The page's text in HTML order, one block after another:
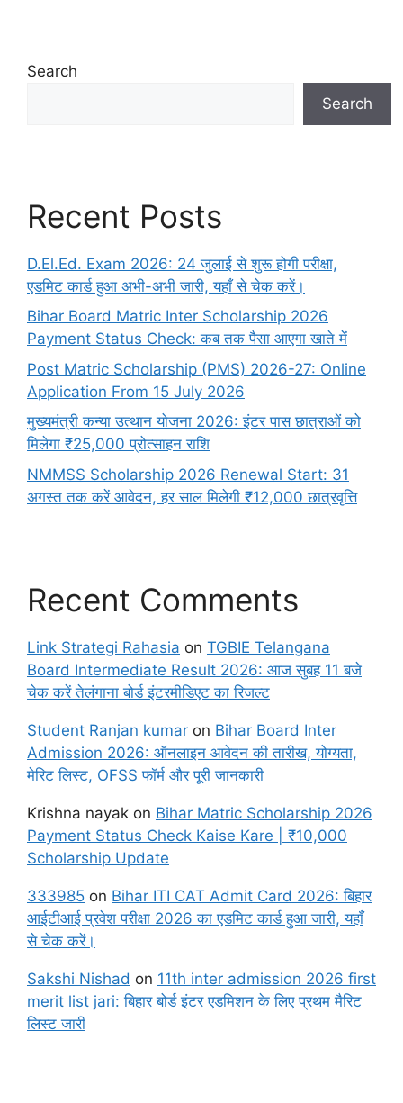
Search
Search
Recent Posts
D.El.Ed. Exam 2026: 24 जुलाई से शुरू होगी परीक्षा,
एडमिट कार्ड हुआ अभी-अभी जारी, यहाँ से चेक करें।
Bihar Board Matric Inter Scholarship 2026
Payment Status Check: कब तक पैसा आएगा खाते में
Post Matric Scholarship (PMS) 2026-27: Online
Application From 15 July 2026
मुख्यमंत्री कन्या उत्थान योजना 2026: इंटर पास छात्राओं को
मिलेगा ₹25,000 प्रोत्साहन राशि
NMMSS Scholarship 2026 Renewal Start: 31
अगस्त तक करें आवेदन, हर साल मिलेगी ₹12,000 छात्रवृत्ति
Recent Comments
Link Strategi Rahasia on TGBIE Telangana
Board Intermediate Result 2026: आज सुबह 11 बजे
चेक करें तेलंगाना बोर्ड इंटरमीडिएट का रिजल्ट
Student Ranjan kumar on Bihar Board Inter
Admission 2026: ऑनलाइन आवेदन की तारीख, योग्यता,
मेरिट लिस्ट, OFSS फॉर्म और पूरी जानकारी
Krishna nayak on Bihar Matric Scholarship 2026
Payment Status Check Kaise Kare | ₹10,000
Scholarship Update
333985 on Bihar ITI CAT Admit Card 2026: बिहार
आईटीआई प्रवेश परीक्षा 2026 का एडमिट कार्ड हुआ जारी, यहाँ
से चेक करें।
Sakshi Nishad on 11th inter admission 2026 first
merit list jari: बिहार बोर्ड इंटर एडमिशन के लिए प्रथम मैरिट
लिस्ट जारी